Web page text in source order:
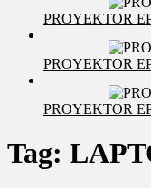
PROYEKTOR
PROYEKTOR
PROYEKTOR
Tag: